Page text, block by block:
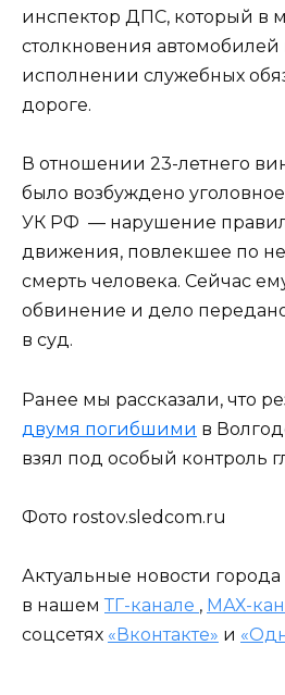
инспектор ДПС, который в
столкновения
исполнении служебных
дороге.
В отношении 23-летнего
было возбуждено уголовное
УК РФ — нарушение
движения, повлекшее по
смерть человека. Сейчас
обвинение и дело
в суд.
Ранее мы рассказали, что
двумя погибшими в
взял под особый контроль
Фото rostov.sledcom.ru
Актуальные новости
в нашем ТГ-канале , МАХ-
соцсетях «Вконтакте» и